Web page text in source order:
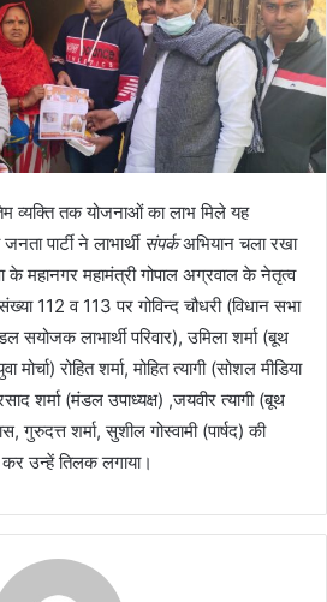
व्यक्ति तक योजनाओं का लाभ मिले यह
पार्टी ने लाभार्थी संपर्कअभियान चला रखा
महानगर महामंत्री गोपाल अग्रवाल के नेतृत्व
112 व 113 पर गोविन्द चौधरी (विधान सभा
सयोजक लाभार्थी परिवार), उमिला शर्मा (बूथ
रोहित शर्मा, मोहित त्यागी (सोशल मीडिया
शर्मा (मंडल उपाध्यक्ष) ,जयवीर त्यागी (बूथ
गुरुदत्त शर्मा, सुशील गोस्वामी (पार्षद) की
कर उन्हें तिलक लगाया।